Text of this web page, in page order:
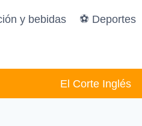
y bebidas ️⚽️ Deportes
El Corte Inglés